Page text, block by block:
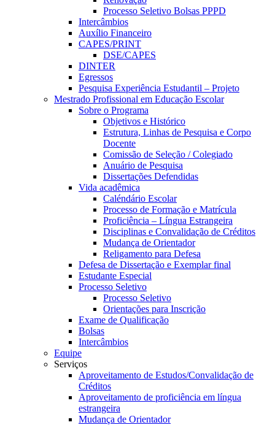
Processo Seletivo Bolsas PPPD
Intercâmbios
Auxílio Financeiro
CAPES/PRINT
DSE/CAPES
DINTER
Egressos
Pesquisa Experiência Estudantil – Projeto
Mestrado Profissional em Educação Escolar
Sobre o Programa
Objetivos e Histórico
Estrutura, Linhas de Pesquisa e Corpo
Docente
Comissão de Seleção / Colegiado
Anuário de Pesquisa
Dissertações Defendidas
Vida acadêmica
Caléndário Escolar
Processo de Formação e Matrícula
Proficiência – Língua Estrangeira
Disciplinas e Convalidação de Créditos
Mudança de Orientador
Religamento para Defesa
Defesa de Dissertação e Exemplar final
Estudante Especial
Processo Seletivo
Processo Seletivo
Orientações para Inscrição
Exame de Qualificação
Bolsas
Intercâmbios
Equipe
Serviços
Aproveitamento de Estudos/Convalidação de
Créditos
Aproveitamento de proficiência em língua
estrangeira
Mudança de Orientador